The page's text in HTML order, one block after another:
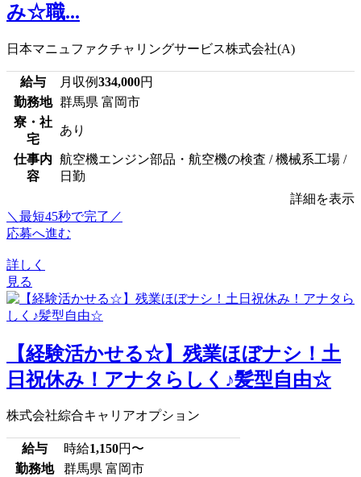
み☆職...
日本マニュファクチャリングサービス株式会社(A)
給与 月収例334,000円
勤務地 群馬県 富岡市
寮・社
宅
あり
仕事内
容
航空機エンジン部品・航空機の検査 / 機械系工場 /
日勤
詳細を表示
＼最短45秒で完了／
応募へ進む
詳しく
見る
【経験活かせる☆】残業ほぼナシ！土
日祝休み！アナタらしく♪髪型自由☆
株式会社綜合キャリアオプション
給与 時給1,150円〜
勤務地
群馬県 富岡市